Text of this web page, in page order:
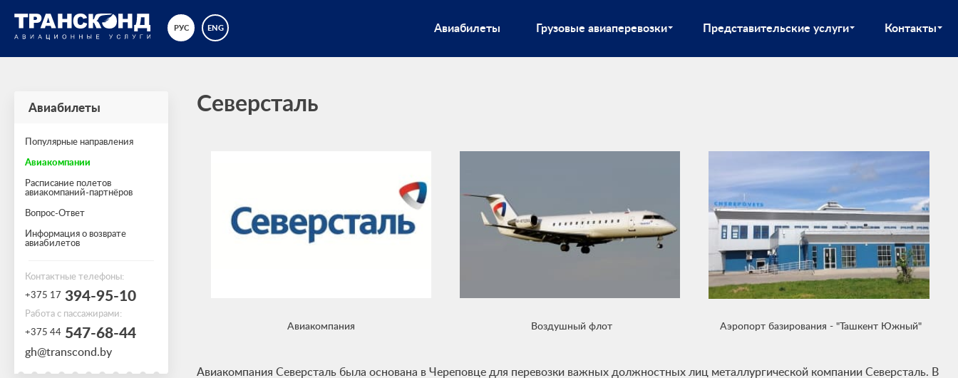
РУС ENG Авиабилеты Грузовые авиаперевозки Представительские услуги Контакты
Авиабилеты
Популярные направления
Авиакомпании
Расписание полетов
авиакомпаний-партнёров
Вопрос-Ответ
Информация о возврате
авиабилетов
Контактные телефоны:
+375 17 394-95-10
Работа с пассажирами:
+375 44 547-68-44
gh@transcond.by
Северсталь
Авиакомпания Воздушный флот Аэропорт базирования - "Ташкент Южный"
Авиакомпания Северсталь была основана в Череповце для перевозки важных должностных лиц металлургической компании Северсталь. В